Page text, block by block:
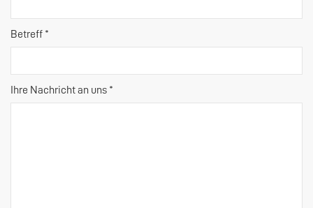
Betreff *
Ihre Nachricht an uns *